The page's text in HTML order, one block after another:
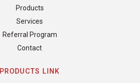
Products
Services
Referral Program
Contact
PRODUCTS LINK